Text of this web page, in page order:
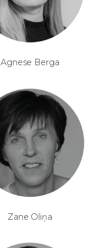
Agnese Berga
Zane Oliņa